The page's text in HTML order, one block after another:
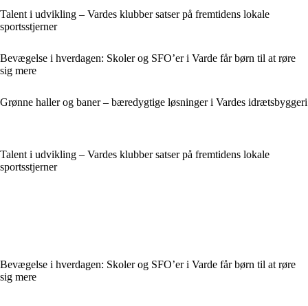
Talent i udvikling – Vardes klubber satser på fremtidens lokale
sportsstjerner
Bevægelse i hverdagen: Skoler og SFO’er i Varde får børn til at røre
sig mere
Grønne haller og baner – bæredygtige løsninger i Vardes idrætsbyggeri
Talent i udvikling – Vardes klubber satser på fremtidens lokale
sportsstjerner
Bevægelse i hverdagen: Skoler og SFO’er i Varde får børn til at røre
sig mere